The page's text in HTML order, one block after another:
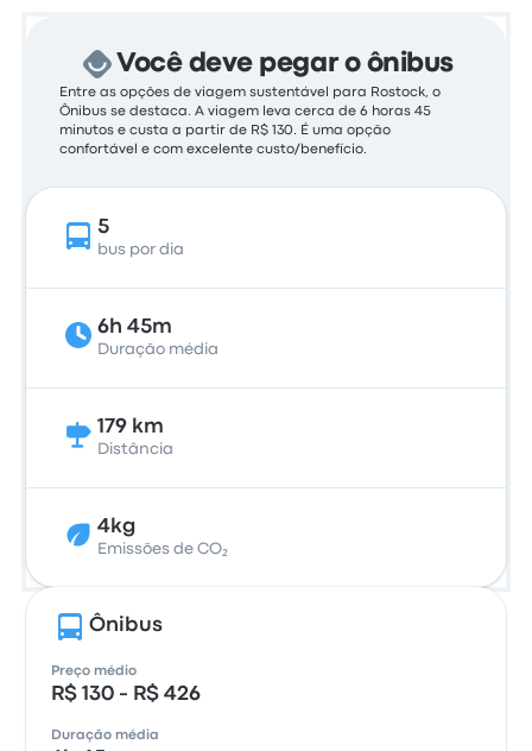
Você deve pegar o ônibus
Entre as opções de viagem sustentável para Rostock, o
Ônibus se destaca. A viagem leva cerca de 6 horas 45
minutos e custa a partir de R$ 130. É uma opção
confortável e com excelente custo/benefício.
5
bus por dia
6h 45m
Duração média
179 km
Distância
4kg
Emissões de CO₂
Ônibus
Preço médio
R$ 130 - R$ 426
Duração média